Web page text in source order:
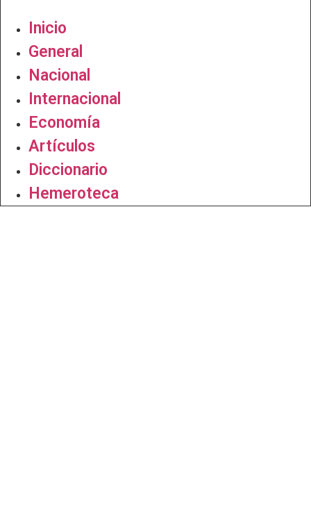
Inicio
General
Nacional
Internacional
Economía
Artículos
Diccionario
Hemeroteca